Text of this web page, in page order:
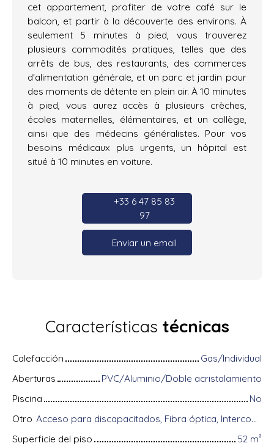
cet appartement, profiter de votre café sur le
balcon, et partir à la découverte des environs. À
seulement 5 minutes à pied, vous trouverez
plusieurs commodités pratiques, telles que des
arrêts de bus, des restaurants, des commerces
d'alimentation générale, et un parc et jardin pour
des moments de détente en plein air. À 10 minutes
à pied, vous aurez accès à plusieurs crèches,
écoles maternelles, élémentaires, et un collège,
ainsi que des médecins généralistes. Pour vos
besoins médicaux plus urgents, un hôpital est
situé à 10 minutes en voiture.
+33 6 47 85 83
97
Enviar un email
Características técnicas
Calefacción
Gas/Individual
Aberturas
PVC/Aluminio/Doble acristalamiento
Piscina
No
Otro
Acceso para discapacitados, Fibra óptica, Intercomunicador, Almacenamiento de bicicletas, Videófono, Persianas eléctricas
Superficie del piso
52 m²